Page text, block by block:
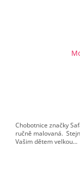
Chobotnice značky
ručně malovaná.
Vašim dětem velkou...